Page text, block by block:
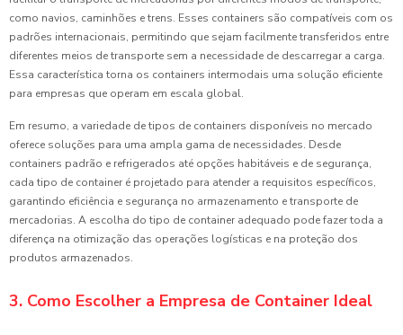
como navios, caminhões e trens. Esses containers são compatíveis com os
padrões internacionais, permitindo que sejam facilmente transferidos entre
diferentes meios de transporte sem a necessidade de descarregar a carga.
Essa característica torna os containers intermodais uma solução eficiente
para empresas que operam em escala global.
Em resumo, a variedade de tipos de containers disponíveis no mercado
oferece soluções para uma ampla gama de necessidades. Desde
containers padrão e refrigerados até opções habitáveis e de segurança,
cada tipo de container é projetado para atender a requisitos específicos,
garantindo eficiência e segurança no armazenamento e transporte de
mercadorias. A escolha do tipo de container adequado pode fazer toda a
diferença na otimização das operações logísticas e na proteção dos
produtos armazenados.
3. Como Escolher a Empresa de Container Ideal